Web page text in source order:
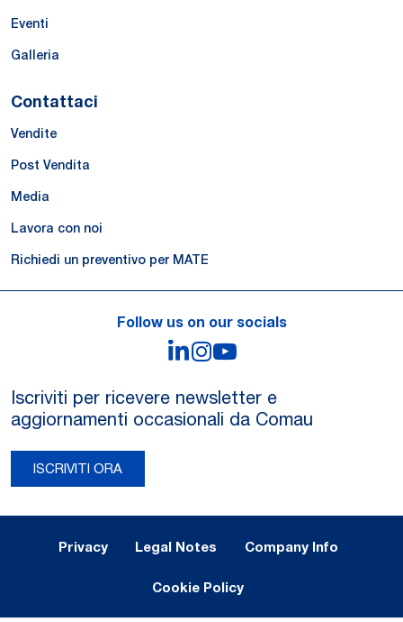
Eventi
Galleria
Contattaci
Vendite
Post Vendita
Media
Lavora con noi
Richiedi un preventivo per MATE
Follow us on our socials
LinkedIn
Instagram
Iscriviti per ricevere newsletter e
aggiornamenti occasionali da Comau
ISCRIVITI ORA
Privacy Legal Notes Company Info
Cookie Policy